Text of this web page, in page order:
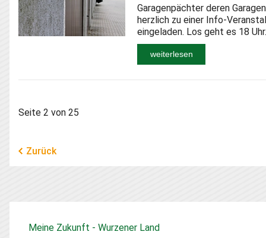
Garagenpächter deren
herzlich zu einer Info-
eingeladen. Los geht es 18 Uhr.
weiterlesen
Seite 2 von 25
Zurück
Meine Zukunft - Wurzener Land